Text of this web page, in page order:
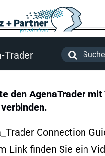
KUNDENPORTAL
Trader
den AgenaTrader mit
Connection
Link finden Sie ein